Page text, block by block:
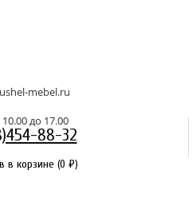
mebel.ru
10.00 до 17.00
88-32
в корзине (0 ₽)